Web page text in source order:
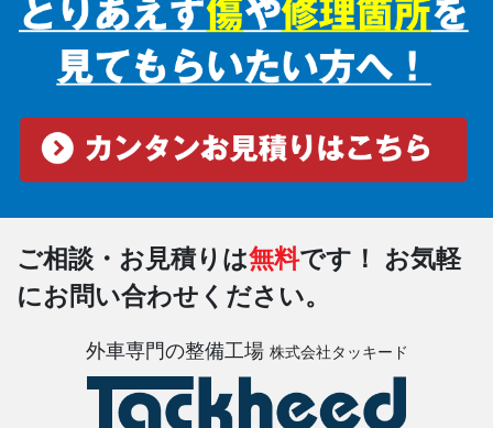
ご相談・お見積りは無料です！
お気軽
にお問い合わせください。
外車専門の整備工場 株式会社タッキード